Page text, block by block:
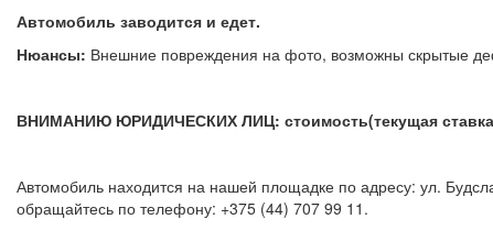
Автомобиль заводится и едет.
Нюансы: Внешние повреждения на фото, возможны
ВНИМАНИЮ ЮРИДИЧЕСКИХ ЛИЦ: стоимость(текущая
Автомобиль находится на нашей площадке по адресу: ул.
обращайтесь по телефону: +375 (44) 707 99 11.